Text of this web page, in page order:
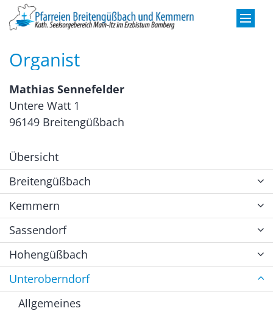
Zum Inhalt springen
Organist
Mathias Sennefelder
Untere Watt 1
96149 Breitengüßbach
Übersicht
Breitengüßbach
Kemmern
Sassendorf
Hohengüßbach
Unteroberndorf
Allgemeines